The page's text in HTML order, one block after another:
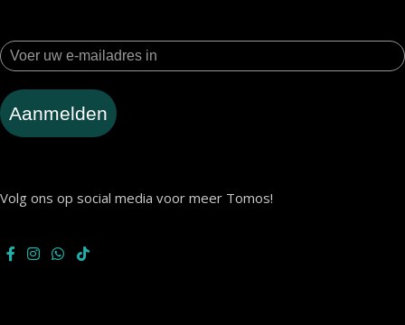
Aanmelden
Volg ons op social media voor meer Tomos!